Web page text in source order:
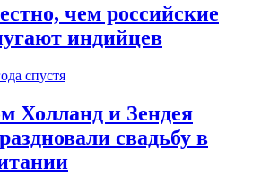
чем российские
индийцев
спустя
Холланд и Зендея
свадьбу в